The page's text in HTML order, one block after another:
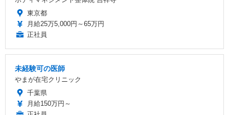
東京都
月給25万5,000円～65万円
正社員
未経験可の医師
やまが在宅クリニック
千葉県
月給150万円～